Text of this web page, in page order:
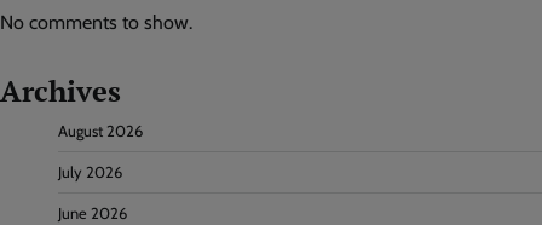
No comments to show.
Archives
August 2026
July 2026
June 2026